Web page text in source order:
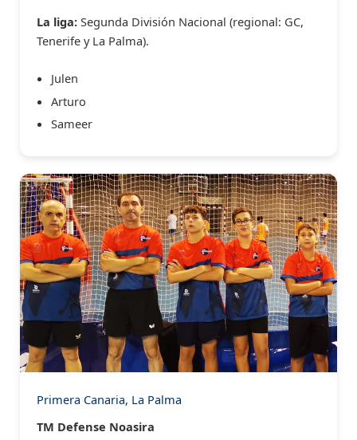
La liga: Segunda División Nacional (regional: GC,
Tenerife y La Palma).
Julen
Arturo
Sameer
Primera Canaria, La Palma
TM Defense Noasira